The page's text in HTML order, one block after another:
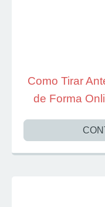
Como Tirar
de Forma